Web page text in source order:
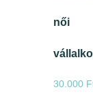
női
30.000